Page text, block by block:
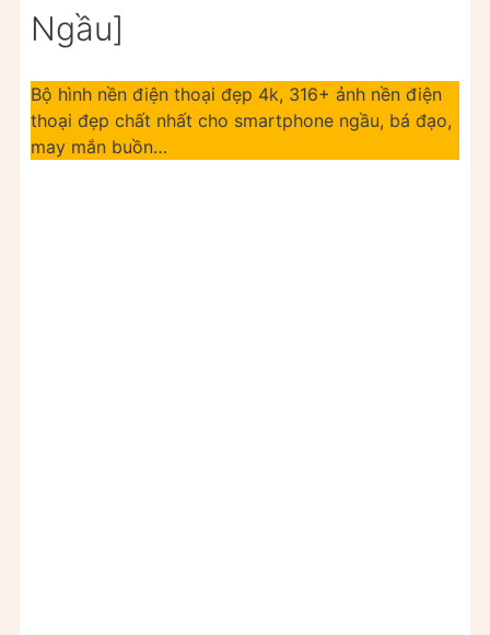
Ngầu]
Bộ hình nền điện thoại đẹp 4k, 316+ ảnh nền điện
thoại đẹp chất nhất cho smartphone ngầu, bá đạo,
may mắn buồn…